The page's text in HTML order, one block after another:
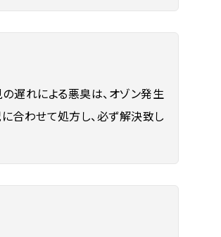
遅れによる悪臭は、オゾン発生
合わせて処方し、必ず解決致し